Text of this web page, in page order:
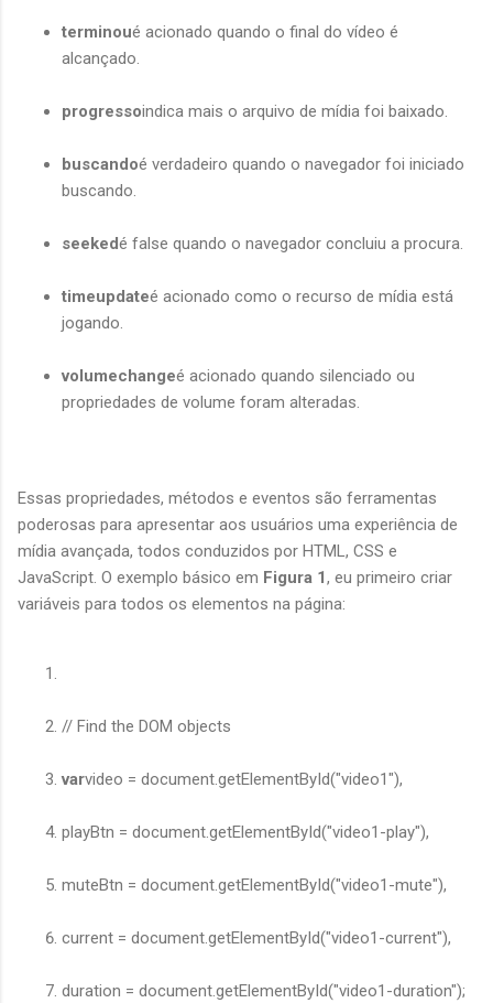
terminoué acionado quando o final do vídeo é
alcançado.
progressoindica mais o arquivo de mídia foi baixado.
buscandoé verdadeiro quando o navegador foi iniciado
buscando.
seekedé false quando o navegador concluiu a procura.
timeupdateé acionado como o recurso de mídia está
jogando.
volumechangeé acionado quando silenciado ou
propriedades de volume foram alteradas.
Essas propriedades, métodos e eventos são ferramentas
poderosas para apresentar aos usuários uma experiência de
mídia avançada, todos conduzidos por HTML, CSS e
JavaScript. O exemplo básico em Figura 1, eu primeiro criar
variáveis para todos os elementos na página:
// Find the DOM objects
varvideo = document.getElementById("video1"),
playBtn = document.getElementById("video1-play"),
muteBtn = document.getElementById("video1-mute"),
current = document.getElementById("video1-current"),
duration = document.getElementById("video1-duration");